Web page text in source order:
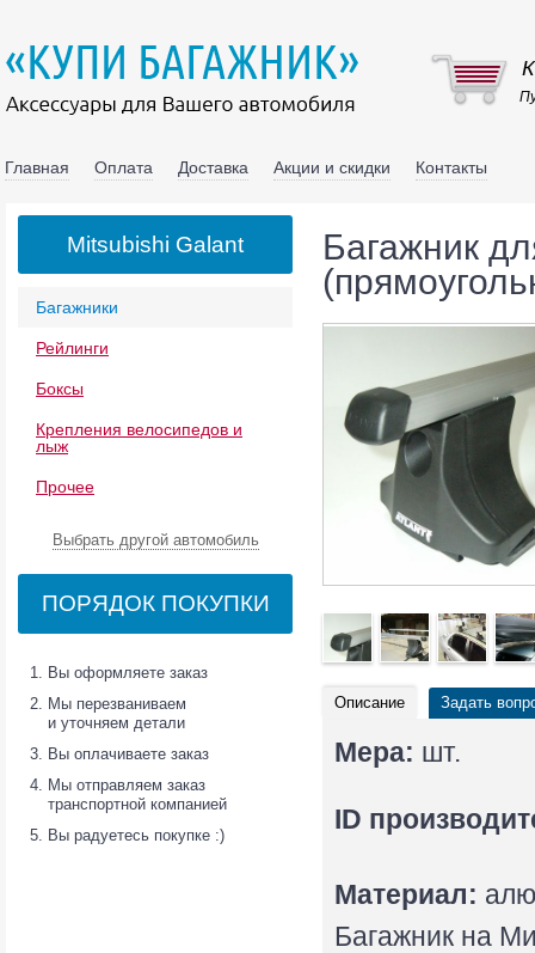
Главная Оплата Доставка Акции и скидки Контакты
Багажники
Рейлинги
Боксы
Крепления велосипедов и
лыж
Прочее
Выбрать другой автомобиль
ПОРЯДОК ПОКУПКИ
Вы оформляете заказ
Мы перезваниваем
и уточняем детали
Вы оплачиваете заказ
Мы отправляем заказ
транспортной компанией
Вы радуетесь покупке :)
Багажник
Описание Задать
Мера: шт.
ID
Материал:
Багажник на
Mitsubishi Galant